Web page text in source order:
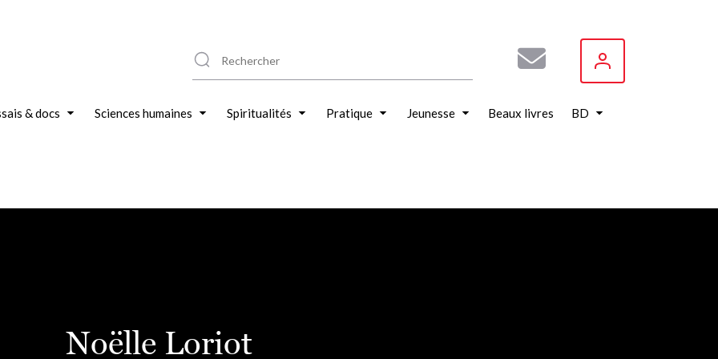
& docs Sciences humaines Spiritualités Pratique Jeunesse Beaux livres BD
Noëlle Loriot